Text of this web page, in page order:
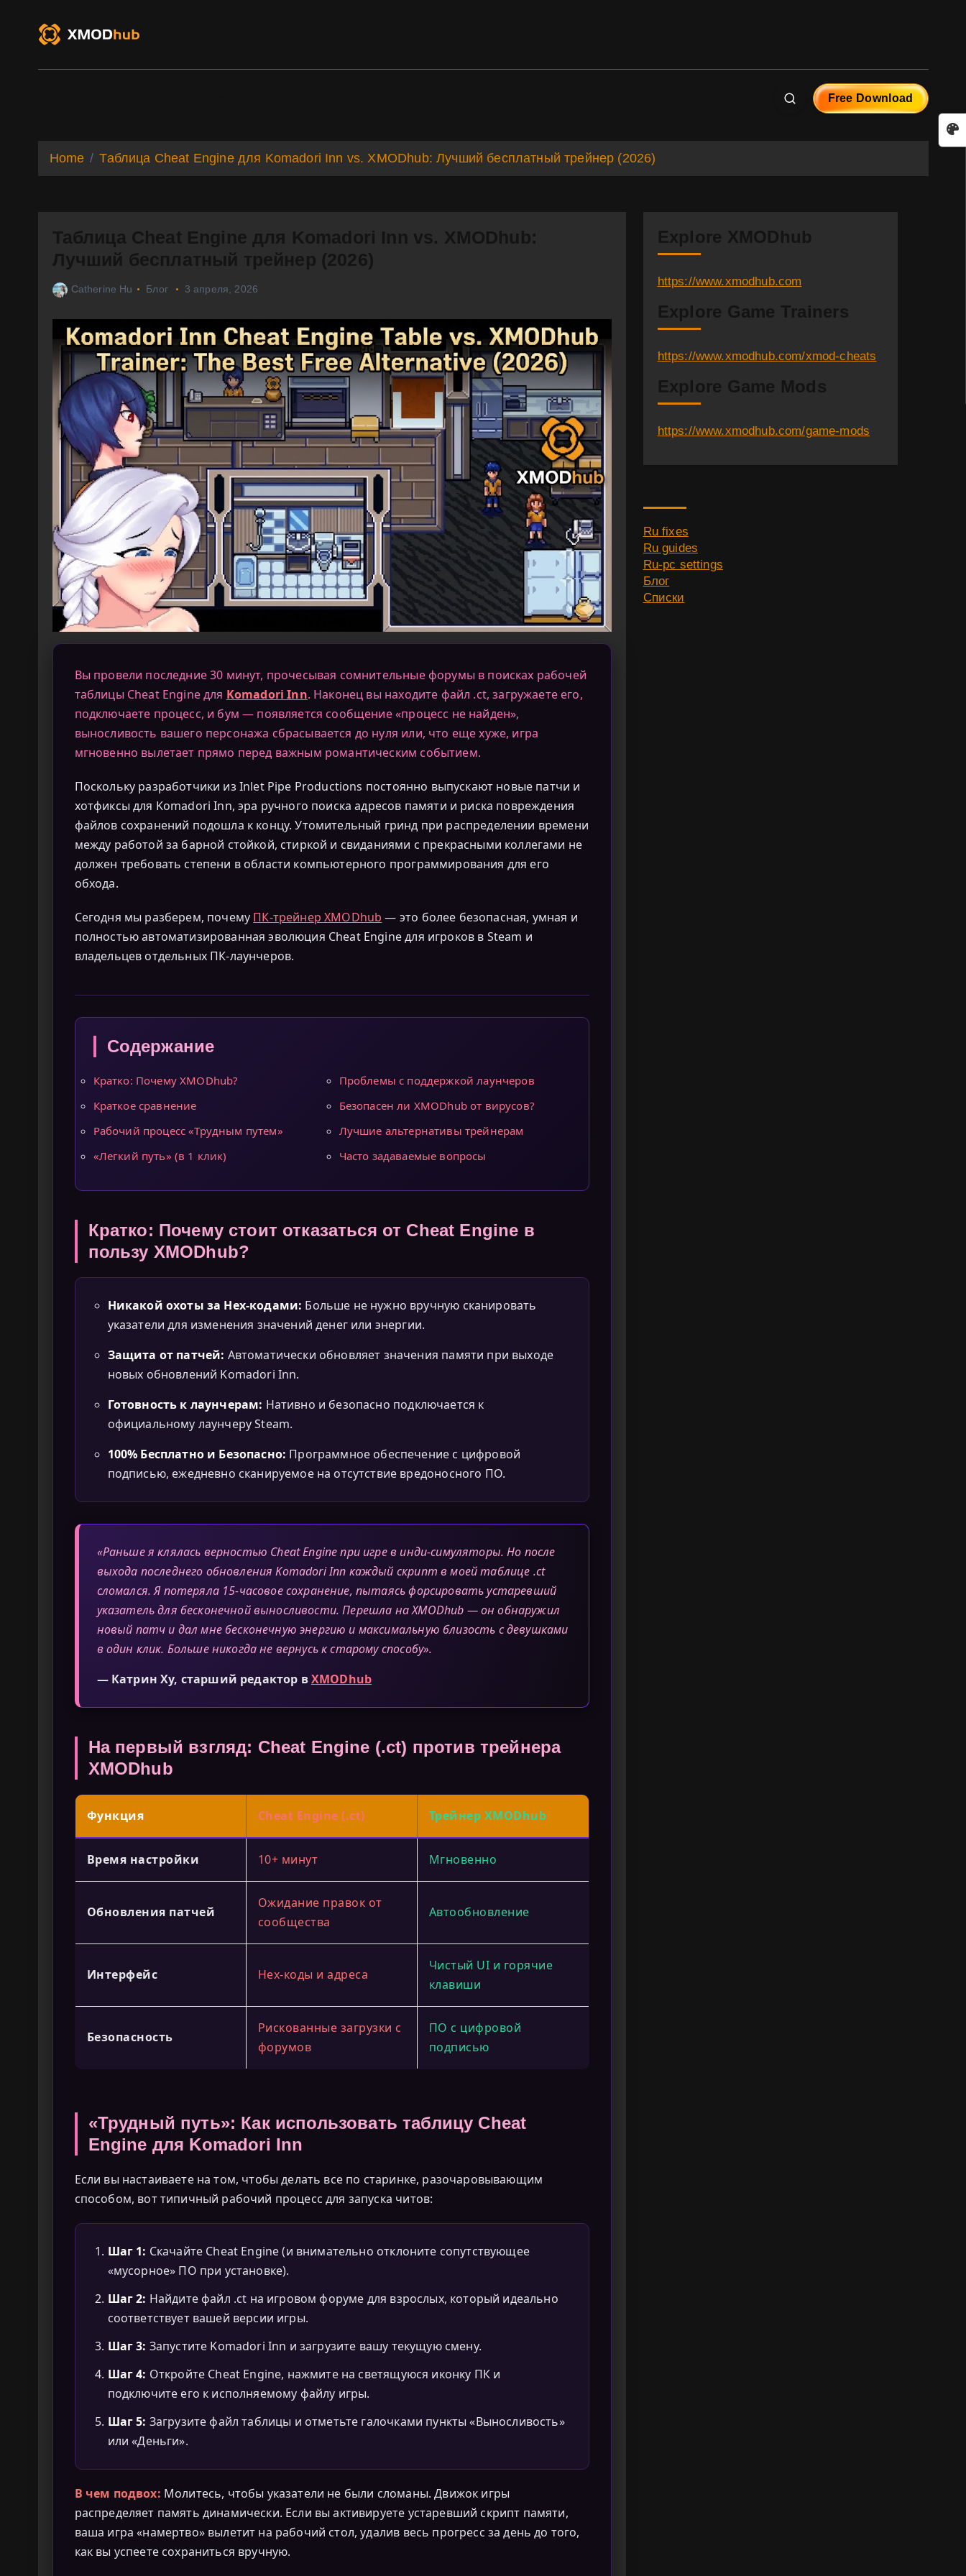
Free Download
Home Таблица Cheat Engine для Komadori Inn vs. XMODhub: Лучший бесплатный трейнер (2026)
Таблица Cheat Engine для Komadori Inn vs. XMODhub:
Лучший бесплатный трейнер (2026)
Catherine Hu Блог 3 апреля, 2026
Вы провели последние 30 минут, прочесывая сомнительные форумы в поисках рабочей
таблицы Cheat Engine для Komadori Inn. Наконец вы находите файл .ct, загружаете его,
подключаете процесс, и бум — появляется сообщение «процесс не найден»,
выносливость вашего персонажа сбрасывается до нуля или, что еще хуже, игра
мгновенно вылетает прямо перед важным романтическим событием.
Поскольку разработчики из Inlet Pipe Productions постоянно выпускают новые патчи и
хотфиксы для Komadori Inn, эра ручного поиска адресов памяти и риска повреждения
файлов сохранений подошла к концу. Утомительный гринд при распределении времени
между работой за барной стойкой, стиркой и свиданиями с прекрасными коллегами не
должен требовать степени в области компьютерного программирования для его
обхода.
Сегодня мы разберем, почему ПК-трейнер XMODhub — это более безопасная, умная и
полностью автоматизированная эволюция Cheat Engine для игроков в Steam и
владельцев отдельных ПК-лаунчеров.
Содержание
Кратко: Почему XMODhub?
Краткое сравнение
Рабочий процесс «Трудным путем»
«Легкий путь» (в 1 клик)
Проблемы с поддержкой лаунчеров
Безопасен ли XMODhub от вирусов?
Лучшие альтернативы трейнерам
Часто задаваемые вопросы
Кратко: Почему стоит отказаться от Cheat Engine в
пользу XMODhub?
Никакой охоты за Hex-кодами: Больше не нужно вручную сканировать
указатели для изменения значений денег или энергии.
Защита от патчей: Автоматически обновляет значения памяти при выходе
новых обновлений Komadori Inn.
Готовность к лаунчерам: Нативно и безопасно подключается к
официальному лаунчеру Steam.
100% Бесплатно и Безопасно: Программное обеспечение с цифровой
подписью, ежедневно сканируемое на отсутствие вредоносного ПО.
«Раньше я клялась верностью Cheat Engine при игре в инди-симуляторы. Но после
выхода последнего обновления Komadori Inn каждый скрипт в моей таблице .ct
сломался. Я потеряла 15-часовое сохранение, пытаясь форсировать устаревший
указатель для бесконечной выносливости. Перешла на XMODhub — он обнаружил
новый патч и дал мне бесконечную энергию и максимальную близость с девушками
в один клик. Больше никогда не вернусь к старому способу».
— Катрин Ху, старший редактор вXMODhub
На первый взгляд: Cheat Engine (.ct) против трейнера
XMODhub
Функция Cheat Engine (.ct) Трейнер XMODhub
Время настройки 10+ минут Мгновенно
Обновления патчей
Ожидание правок от
сообщества
Автообновление
Интерфейс Hex-коды и адреса
Чистый UI и горячие
клавиши
Безопасность
Рискованные загрузки с
форумов
ПО с цифровой
подписью
«Трудный путь»: Как использовать таблицу Cheat
Engine для Komadori Inn
Если вы настаиваете на том, чтобы делать все по старинке, разочаровывающим
способом, вот типичный рабочий процесс для запуска читов:
Шаг 1: Скачайте Cheat Engine (и внимательно отклоните сопутствующее
«мусорное» ПО при установке).
Шаг 2: Найдите файл .ct на игровом форуме для взрослых, который идеально
соответствует вашей версии игры.
Шаг 3: Запустите Komadori Inn и загрузите вашу текущую смену.
Шаг 4: Откройте Cheat Engine, нажмите на светящуюся иконку ПК и
подключите его к исполняемому файлу игры.
Шаг 5: Загрузите файл таблицы и отметьте галочками пункты «Выносливость»
или «Деньги».
В чем подвох: Молитесь, чтобы указатели не были сломаны. Движок игры
распределяет память динамически. Если вы активируете устаревший скрипт памяти,
ваша игра «намертво» вылетит на рабочий стол, удалив весь прогресс за день до того,
как вы успеете сохраниться вручную.
Explore XMODhub
https://www.xmodhub.com
Explore Game Trainers
https://www.xmodhub.com/xmod-cheats
Explore Game Mods
https://www.xmodhub.com/game-mods
Ru fixes
Ru guides
Ru-pc settings
Блог
Списки